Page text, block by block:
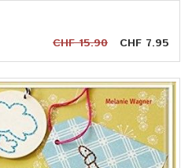
CHF 15.90 CHF 7.95